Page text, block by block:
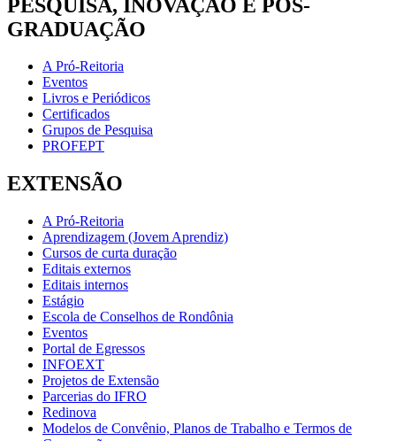
PESQUISA, INOVAÇÃO E PÓS-
GRADUAÇÃO
A Pró-Reitoria
Eventos
Livros e Periódicos
Certificados
Grupos de Pesquisa
PROFEPT
EXTENSÃO
A Pró-Reitoria
Aprendizagem (Jovem Aprendiz)
Cursos de curta duração
Editais externos
Editais internos
Estágio
Escola de Conselhos de Rondônia
Eventos
Portal de Egressos
INFOEXT
Projetos de Extensão
Parcerias do IFRO
Redinova
Modelos de Convênio, Planos de Trabalho e Termos de